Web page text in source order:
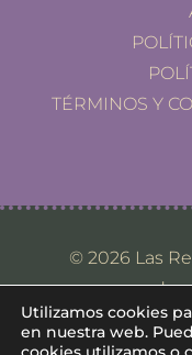
TÉRMINOS Y
© 2026 Las
Utilizamos cookies
en nuestra web.